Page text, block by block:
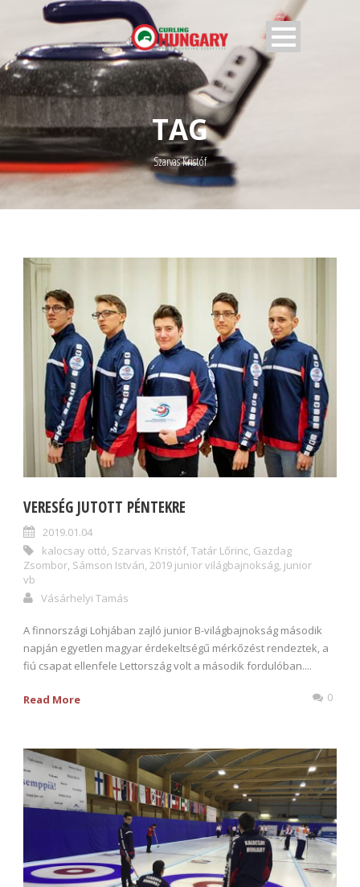
TAG
Szarvas Kristóf
VERESÉG JUTOTT PÉNTEKRE
2019.01.04
kalocsay ottó, Szarvas Kristóf, Tatár Lőrinc, Gazdag
Zsombor, Sámson István, 2019 junior világbajnokság, junior
vb
Vásárhelyi Tamás
A finnországi Lohjában zajló junior B-világbajnokság második
napján egyetlen magyar érdekeltségű mérkőzést rendeztek, a
fiú csapat ellenfele Lettország volt a második fordulóban....
Read More 0